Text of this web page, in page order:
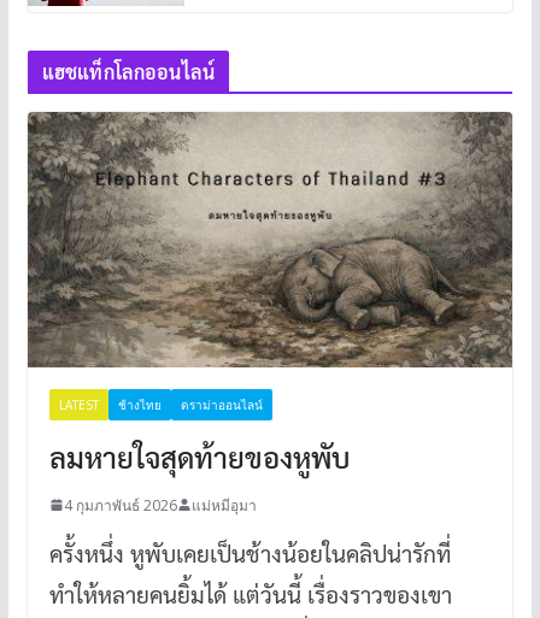
แฮชแท็กโลกออนไลน์
LATEST ช้างไทย ดราม่าออนไลน์
ลมหายใจสุดท้ายของหูพับ
4 กุมภาพันธ์ 2026 แม่หมีอุมา
ครั้งหนึ่ง หูพับเคยเป็นช้างน้อยในคลิปน่ารักที่
ทำให้หลายคนยิ้มได้ แต่วันนี้ เรื่องราวของเขา